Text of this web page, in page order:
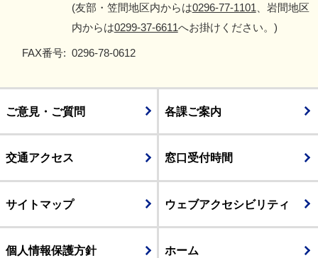
(友部・笠間地区内からは0296-77-1101 、岩間地区
内からは0299-37-6611へお掛けください。)
FAX番号: 0296-78-0612
ご意見・ご質問 各課ご案内
交通アクセス 窓口受付時間
サイトマップ ウェブアクセシビリティ
個人情報保護方針 ホーム